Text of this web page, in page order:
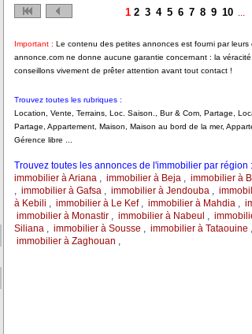
1 2 3 4 5 6 7 8 9 10 ...
Important : Le contenu des petites annonces est fourni par leurs
annonce.com ne donne aucune garantie concernant : la
conseillons vivement de prêter attention avant tout contact !
Trouvez toutes les rubriques :
Location, Vente, Terrains, Loc. Saison., Bur & Com, Partage,
Partage, Appartement, Maison, Maison au bord de la mer,
Gérence libre ...
Trouvez toutes les annonces de l'immobilier par région
immobilier à Ariana, immobilier à Beja, immobilier à
, immobilier à Gafsa, immobilier à Jendouba,
à Kebili , immobilier à Le Kef, immobilier à Mahdia,
immobilier à Monastir, immobilier à Nabeul ,
Siliana, immobilier à Sousse , immobilier à Tataouine ,
immobilier à Zaghouan ,